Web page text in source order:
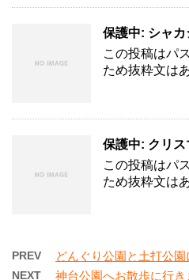
保護中: シャ
この投稿はパ
ため抜粋文は
保護中: クリス
この投稿はパ
ため抜粋文は
PREV どんぐり公園と土打公
NEXT 神台公園へお散歩に行